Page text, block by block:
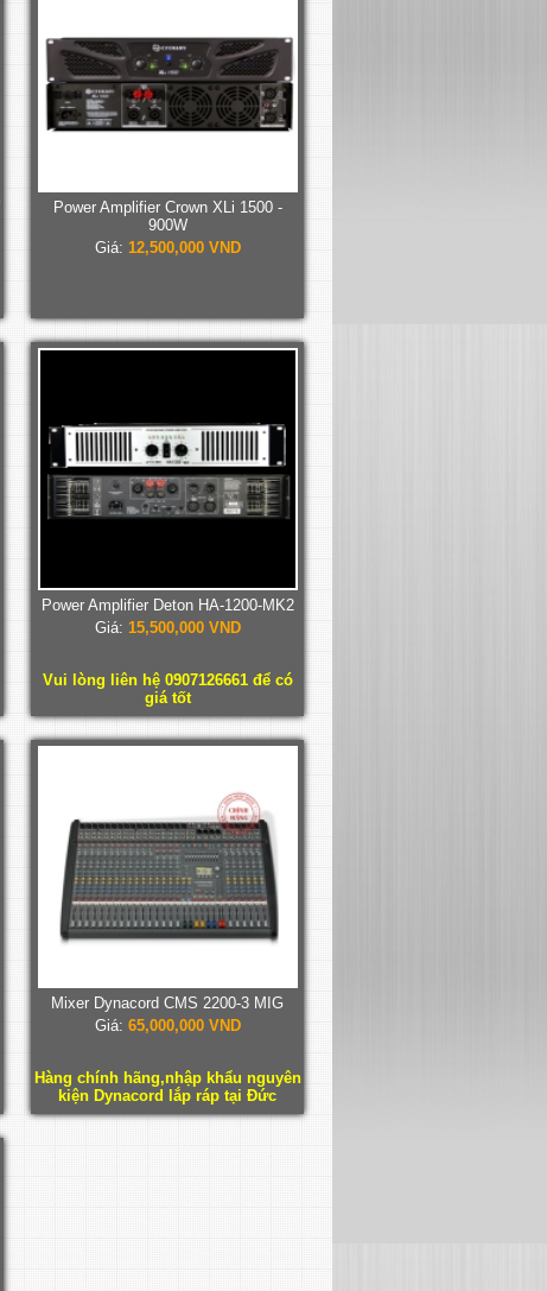
Power Amplifier Crown XLi 1500 -
900W
Giá: 12,500,000 VND
Power Amplifier Deton HA-1200-MK2
Giá: 15,500,000 VND
Vui lòng liên hệ 0907126661 để có
giá tốt
Mixer Dynacord CMS 2200-3 MIG
Giá: 65,000,000 VND
Hàng chính hãng,nhập khẩu nguyên
kiện Dynacord lắp ráp tại Đức